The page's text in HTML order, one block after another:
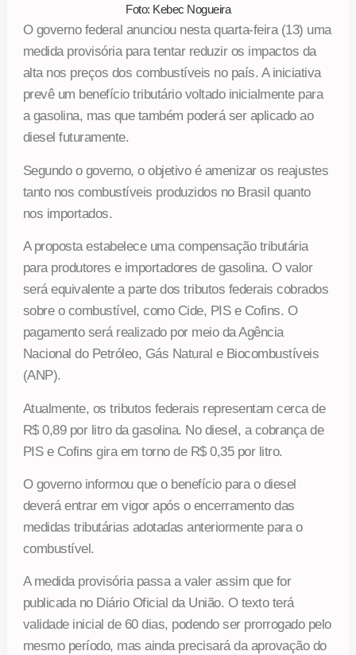
Foto: Kebec Nogueira
O governo federal anunciou nesta quarta-feira (13) uma
medida provisória para tentar reduzir os impactos da
alta nos preços dos combustíveis no país. A iniciativa
prevê um benefício tributário voltado inicialmente para
a gasolina, mas que também poderá ser aplicado ao
diesel futuramente.
Segundo o governo, o objetivo é amenizar os reajustes
tanto nos combustíveis produzidos no Brasil quanto
nos importados.
A proposta estabelece uma compensação tributária
para produtores e importadores de gasolina. O valor
será equivalente a parte dos tributos federais cobrados
sobre o combustível, como Cide, PIS e Cofins. O
pagamento será realizado por meio da Agência
Nacional do Petróleo, Gás Natural e Biocombustíveis
(ANP).
Atualmente, os tributos federais representam cerca de
R$ 0,89 por litro da gasolina. No diesel, a cobrança de
PIS e Cofins gira em torno de R$ 0,35 por litro.
O governo informou que o benefício para o diesel
deverá entrar em vigor após o encerramento das
medidas tributárias adotadas anteriormente para o
combustível.
A medida provisória passa a valer assim que for
publicada no Diário Oficial da União. O texto terá
validade inicial de 60 dias, podendo ser prorrogado pelo
mesmo período, mas ainda precisará da aprovação do